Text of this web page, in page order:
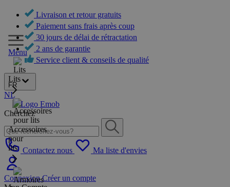
Livraison et retour gratuits
Paiement sans frais après coup
30 jours de délai de rétractation
2 ans de garantie
Service client & conseils de qualité
FR
NL
Cherchez
Contactez nous Ma liste d'envies
ConnexionCréer un compte
Menu
Lits
Accessoires
pour
lits